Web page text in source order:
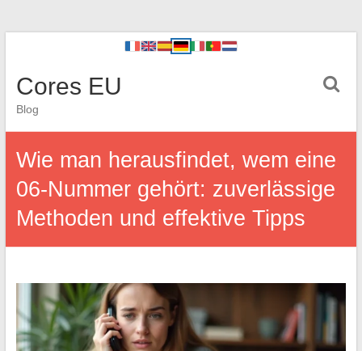
Cores EU
Blog
Wie man herausfindet, wem eine
06-Nummer gehört: zuverlässige
Methoden und effektive Tipps